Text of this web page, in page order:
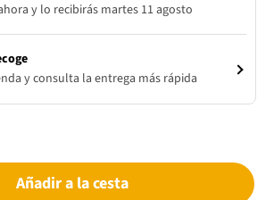
y lo recibirás martes 11 agosto
y consulta la entrega más rápida
Añadir a la cesta